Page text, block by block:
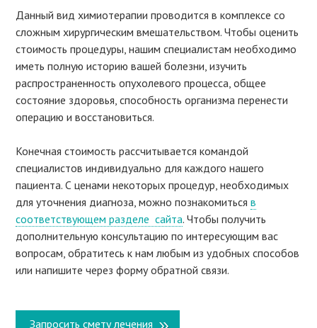
Данный вид химиотерапии проводится в комплексе со
сложным хирургическим вмешательством. Чтобы оценить
стоимость процедуры, нашим специалистам необходимо
иметь полную историю вашей болезни, изучить
распространенность опухолевого процесса, общее
состояние здоровья, способность организма перенести
операцию и восстановиться.
Конечная стоимость рассчитывается командой
специалистов индивидуально для каждого нашего
пациента. С ценами некоторых процедур, необходимых
для уточнения диагноза, можно познакомитьсяв
соответствующем разделе сайта. Чтобы получить
дополнительную консультацию по интересующим вас
вопросам, обратитесь к нам любым из удобных способов
или напишите через форму обратной связи.
Запросить смету лечения